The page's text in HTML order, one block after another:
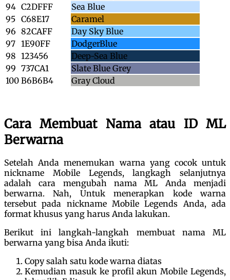
94 C2DFFF
Sea Blue
95 C68E17
Caramel
96 82CAFF
Day Sky Blue
97 1E90FF
DodgerBlue
98 123456
Deep-Sea Blue
99 737CA1
Slate Blue Grey
100 B6B6B4 Gray Cloud
Cara Membuat Nama atau ID ML
Berwarna
Setelah Anda menemukan warna yang cocok untuk
nickname Mobile Legends, langkagh selanjutnya
adalah cara mengubah nama ML Anda menjadi
berwarna. Nah, Untuk menerapkan kode warna
tersebut pada nickname Mobile Legends Anda, ada
format khusus yang harus Anda lakukan.
Berikut ini langkah-langkah membuat nama ML
berwarna yang bisa Anda ikuti:
Copy salah satu kode warna diatas
Kemudian masuk ke profil akun Mobile Legends,